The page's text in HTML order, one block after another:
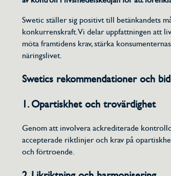
Swetic ställer sig positivt till betänkandets
konkurrenskraft. Vi delar uppfattningen att
möta framtidens krav, stärka
näringslivet.
Swetics rekommendationer och
1. Opartiskhet och trovärdighet
Genom att involvera ackrediterade
accepterade riktlinjer och krav på
och förtroende.